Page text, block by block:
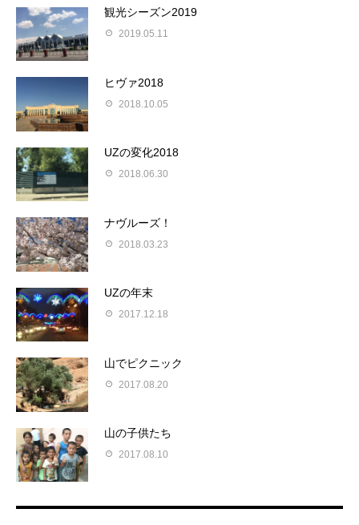
観光シーズン2019
2019.05.11
ヒヴァ2018
2018.10.05
UZの変化2018
2018.06.30
ナヴルーズ！
2018.03.23
UZの年末
2017.12.18
山でピクニック
2017.08.20
山の子供たち
2017.08.10